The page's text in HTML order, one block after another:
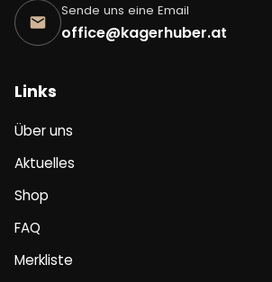
Sende uns eine Email
office@kagerhuber.at
Links
Über uns
Aktuelles
Shop
FAQ
Merkliste